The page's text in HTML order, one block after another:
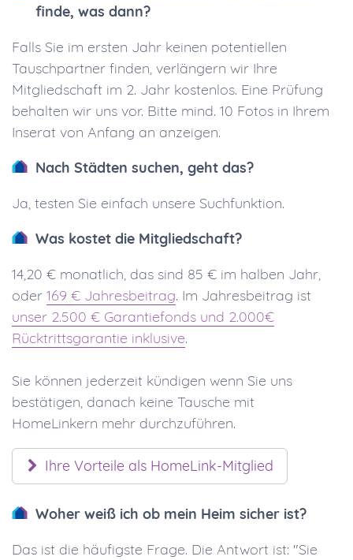
finde, was dann?
Falls Sie im ersten Jahr keinen potentiellen
Tauschpartner finden, verlängern wir Ihre
Mitgliedschaft im 2. Jahr kostenlos. Eine Prüfung
behalten wir uns vor. Bitte mind. 10 Fotos in Ihrem
Inserat von Anfang an anzeigen.
Nach Städten suchen, geht das?
Ja, testen Sie einfach unsere Suchfunktion.
Was kostet die Mitgliedschaft?
14,20 € monatlich, das sind 85 € im halben Jahr,
oder 169 € Jahresbeitrag. Im Jahresbeitrag ist
unser 2.500 € Garantiefonds und 2.000€
Rücktrittsgarantie inklusive.
Sie können jederzeit kündigen wenn Sie uns
bestätigen, danach keine Tausche mit
HomeLinkern mehr durchzuführen.
Ihre Vorteile als HomeLink-Mitglied
Woher weiß ich ob mein Heim sicher ist?
Das ist die häufigste Frage. Die Antwort ist: "Sie